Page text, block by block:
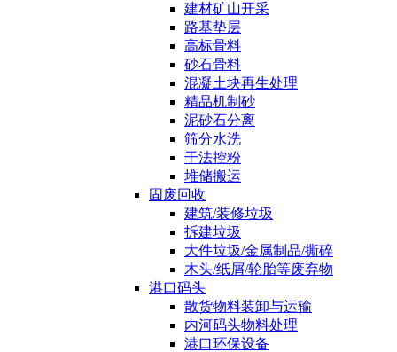
建材矿山开采
路基垫层
高标骨料
砂石骨料
混凝土块再生处理
精品机制砂
泥砂石分离
筛分水洗
干法控粉
堆储搬运
固废回收
建筑/装修垃圾
拆建垃圾
大件垃圾/金属制品/撕碎
木头/纸屑/轮胎等废弃物
港口码头
散货物料装卸与运输
内河码头物料处理
港口环保设备